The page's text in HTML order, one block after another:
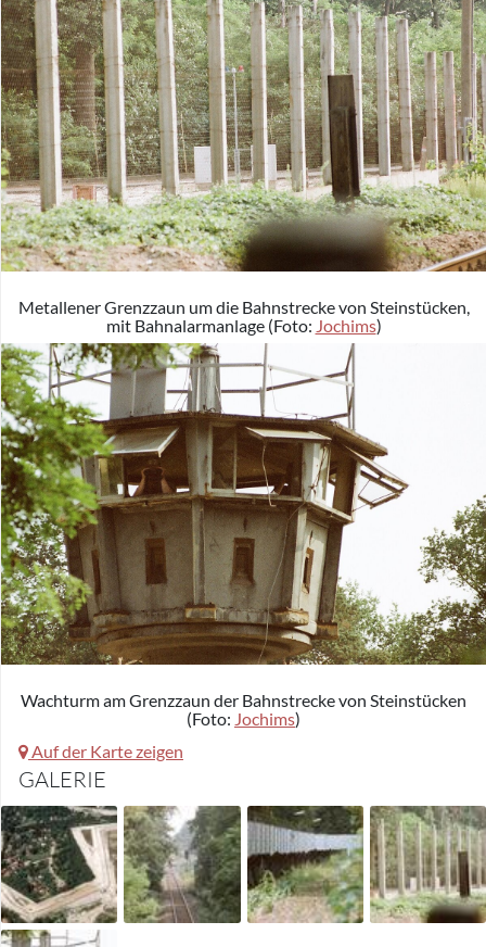
Metallener Grenzzaun um die Bahnstrecke von Steinstücken,
mit Bahnalarmanlage (Foto: Jochims)
Wachturm am Grenzzaun der Bahnstrecke von Steinstücken
(Foto: Jochims)
Auf der Karte zeigen
GALERIE